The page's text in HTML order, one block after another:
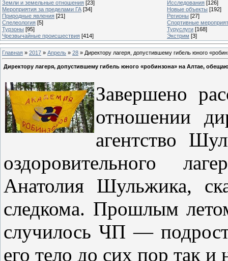
Земли и земельные отношения [23] Исследования [126]
Мероприятия за пределами ГА [34] Новые объекты [192]
Природные явления [21] Регионы [27]
Спелеология [5]
Спортивные
Турзоны [95] Туруслуги [168]
Чрезвычайные происшествия [414] Экстрим [3]
Главная » 2017 » Апрель » 28 » Директору лагеря, допустившему гибель юного
Директору лагеря, допустившему гибель юного «робинзона» на Алтае,
Завершено
отношении
агентство
оздоровительного
Анатолия Шульжика,
следкома. Прошлым
случилось ЧП —
его тело до сих пор так и